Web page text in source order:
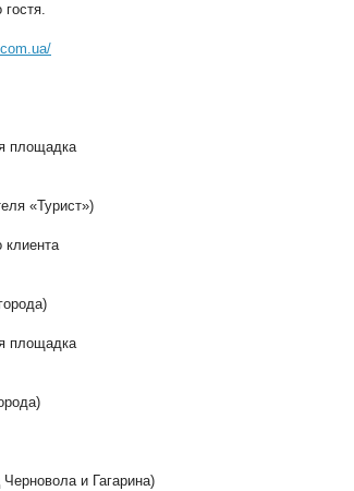
площадка
«Турист»)
клиента
площадка
и Гагарина)